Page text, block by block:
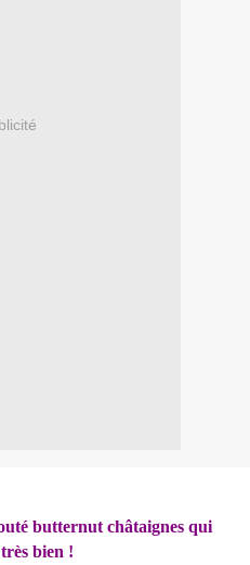
butternut châtaignes qui
bien !